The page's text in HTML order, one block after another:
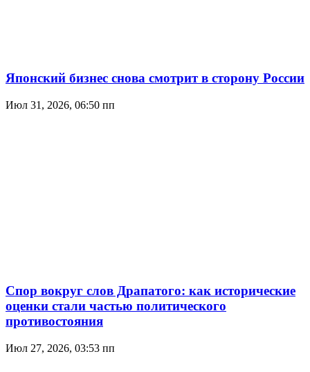
Японский бизнес снова смотрит в сторону России
Июл 31, 2026, 06:50 пп
Спор вокруг слов Драпатого: как исторические
оценки стали частью политического
противостояния
Июл 27, 2026, 03:53 пп